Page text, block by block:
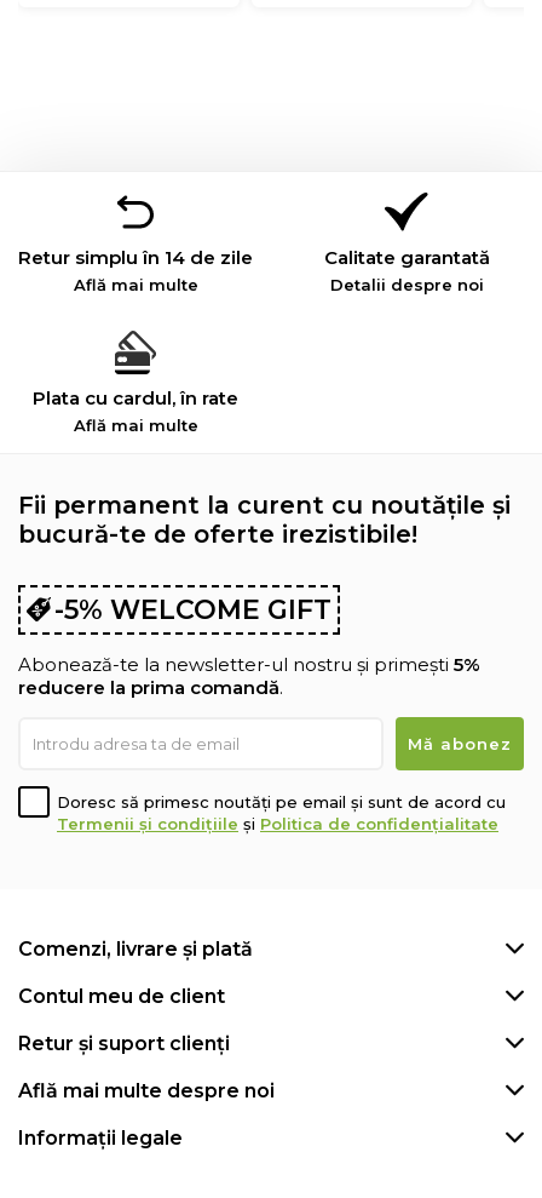
Retur simplu în 14 de zile
Află mai multe
Calitate garantată
Detalii despre noi
Plata cu cardul, în rate
Află mai multe
Fii permanent la curent cu noutățile și
bucură-te de oferte irezistibile!
-5% WELCOME GIFT
Abonează-te la newsletter-ul nostru și primești 5%
reducere la prima comandă.
Doresc să primesc noutăți pe email și sunt de acord cu
Termenii și condițiile și Politica de confidențialitate
Comenzi, livrare și plată
Contul meu de client
Retur și suport clienți
Află mai multe despre noi
Informații legale